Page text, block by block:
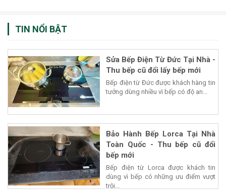
TIN NỔI BẬT
Sửa Bếp Điện Từ Đức Tại Nhà -
Thu bếp cũ đổi lấy bếp mới
Bếp điện từ Đức được khách hàng tin
tưởng dùng nhiều vì bếp có độ an...
Bảo Hành Bếp Lorca Tại Nhà
Toàn Quốc - Thu bếp cũ đổi
bếp mới
Bếp điện từ Lorca được khách tin
dùng vì bếp có những ưu điểm vượt
trội...